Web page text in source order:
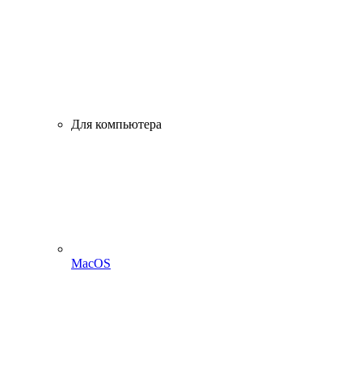
Для компьютера
MacOS